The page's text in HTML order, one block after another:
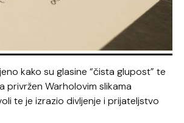
kako su glasine “čista glupost” te
privržen Warholovim slikama
te je izrazio divljenje i prijateljstvo